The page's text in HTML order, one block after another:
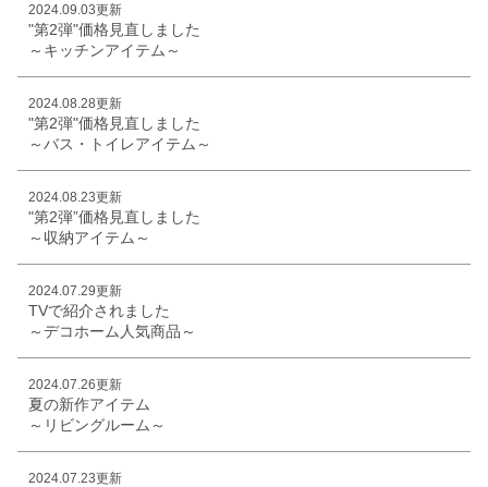
2024.09.03更新
"第2弾"価格見直しました
～キッチンアイテム～
2024.08.28更新
"第2弾"価格見直しました
～バス・トイレアイテム～
2024.08.23更新
"第2弾”価格見直しました
～収納アイテム～
2024.07.29更新
TVで紹介されました
～デコホーム人気商品～
2024.07.26更新
夏の新作アイテム
～リビングルーム～
2024.07.23更新